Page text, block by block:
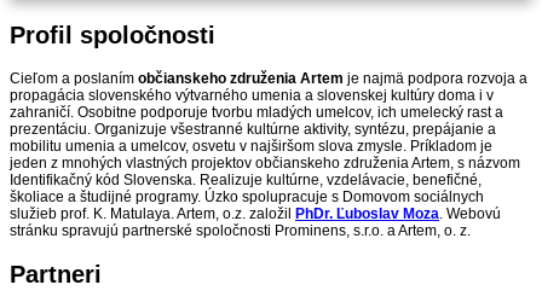
Profil spoločnosti
Cieľom a poslaním občianskeho združenia Artem je najmä podpora rozvoja a
propagácia slovenského výtvarného umenia a slovenskej kultúry doma i v
zahraničí. Osobitne podporuje tvorbu mladých umelcov, ich umelecký rast a
prezentáciu. Organizuje všestranné kultúrne aktivity, syntézu, prepájanie a
mobilitu umenia a umelcov, osvetu v najširšom slova zmysle. Príkladom je
jeden z mnohých vlastných projektov občianskeho združenia Artem, s názvom
Identifikačný kód Slovenska. Realizuje kultúrne, vzdelávacie, benefičné,
školiace a študijné programy. Úzko spolupracuje s Domovom sociálnych
služieb prof. K. Matulaya. Artem, o.z. založil
PhDr. Ľuboslav Moza. Webovú
stránku spravujú partnerské spoločnosti Prominens, s.r.o. a Artem, o. z.
Partneri